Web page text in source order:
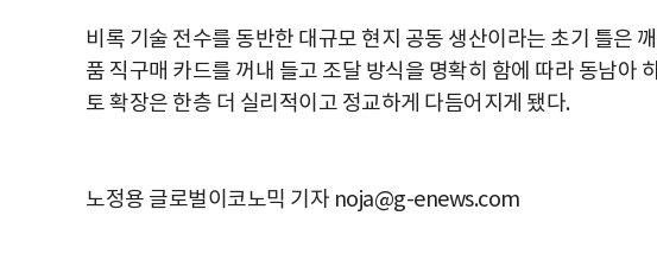
비록 기술 전수를 동반한 대규모 현지 공동 생산이라는 초기 틀은
품 직구매 카드를 꺼내 들고 조달 방식을 명확히 함에 따라 동남아
토 확장은 한층 더 실리적이고 정교하게 다듬어지게 됐다.
노정용 글로벌이코노믹 기자 noja@g-enews.com